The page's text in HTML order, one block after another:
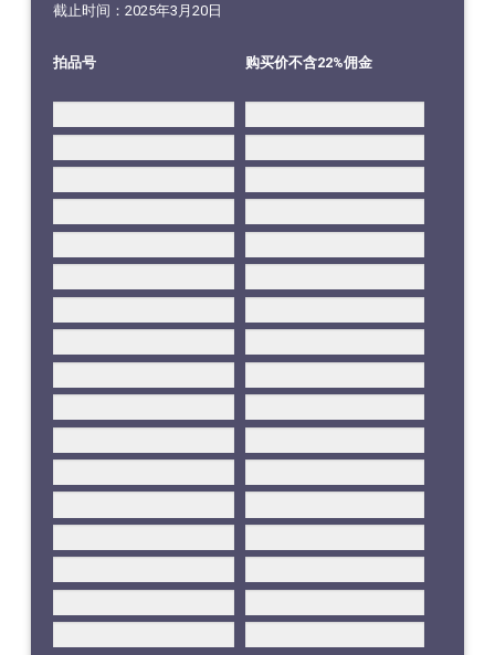
截止时间：2025年3月20日
拍品号 购买价不含22%佣金